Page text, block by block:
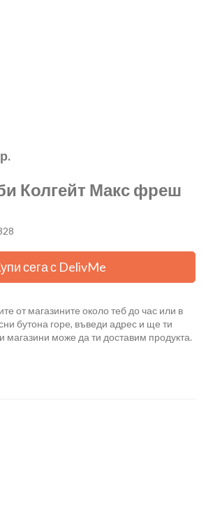
Колгейт Макс фреш
сега с DelivMe
от магазините около теб до час или в
бутона горе, въведи адрес и ще ти
магазини може да ти доставим продукта.